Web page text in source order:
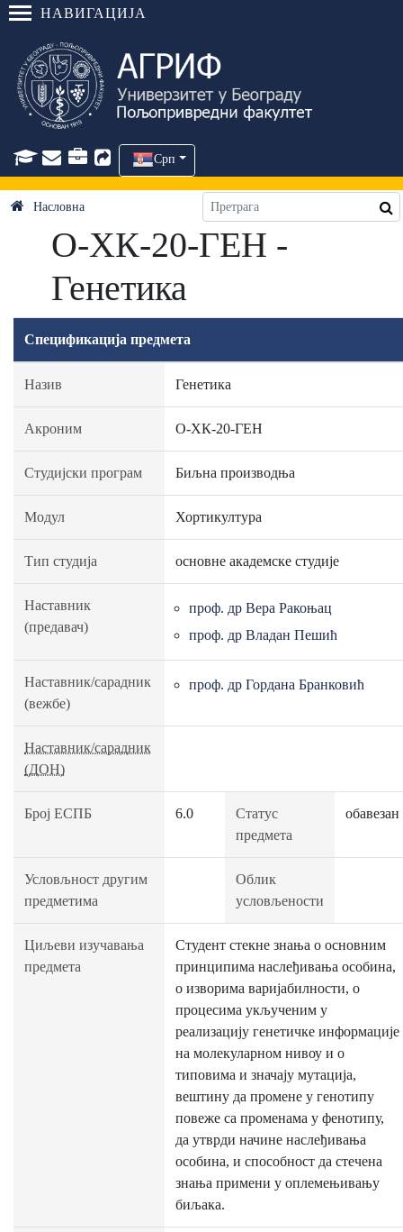
НАВИГАЦИЈА
Срп
Насловна
О-ХК-20-ГЕН -
Генетика
Спецификација предмета
Назив Генетика
Акроним О-ХК-20-ГЕН
Студијски програм Биљна производња
Модул Хортикултура
Тип студија основне академске студије
Наставник
(предавач)
проф. др Вера Ракоњац
проф. др Владан Пешић
Наставник/сарадник
(вежбе)
проф. др Гордана Бранковић
Наставник/сарадник
(ДОН)
Број ЕСПБ 6.0
Статус
предмета
обавезан
Условљност другим
предметима
Облик
условљености
Циљеви изучавања
предмета
Студент стекне знања о основним
принципима наслеђивања особина,
о изворима варијабилности, о
процесима укљученим у
реализацију генетичке информације
на молекуларном нивоу и о
типовима и значају мутација,
вештину да промене у генотипу
повеже са променама у фенотипу,
да утврди начинe наслеђивања
особина, и способност да стечена
знања примени у оплемењивању
биљака.